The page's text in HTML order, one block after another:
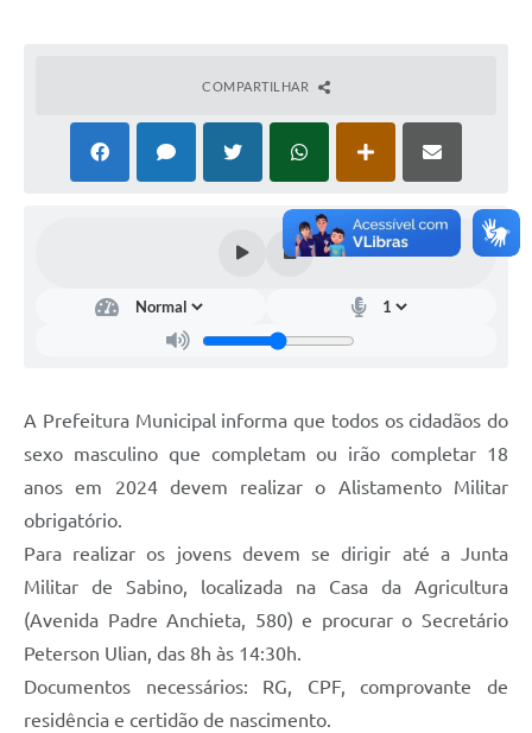
COMPARTILHAR
A Prefeitura Municipal informa que todos os cidadãos do
sexo masculino que completam ou irão completar 18
anos em 2024 devem realizar o Alistamento Militar
obrigatório.
Para realizar os jovens devem se dirigir até a Junta
Militar de Sabino, localizada na Casa da Agricultura
(Avenida Padre Anchieta, 580) e procurar o Secretário
Peterson Ulian, das 8h às 14:30h.
Documentos necessários: RG, CPF, comprovante de
residência e certidão de nascimento.